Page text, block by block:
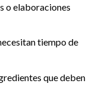
o elaboraciones
tiempo de
que deben